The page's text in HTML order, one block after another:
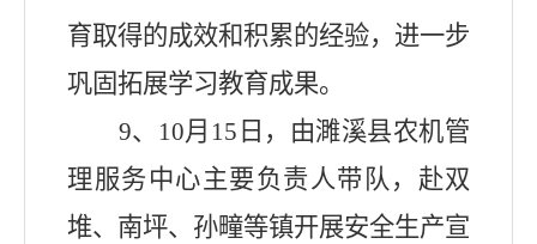
育取得的成效和积累的经验，进一步
巩固拓展学习教育成果。
9、 10月 15 日，由濉溪县农机管
理服务中心主要负责人带队，赴双
堆、南坪、孙疃等镇开展安全生产宣